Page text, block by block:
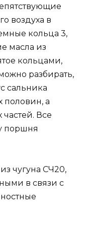
воздуха в
кольца 3,
масла из
кольцами,
разбирать,
сальника
половин, а
частей. Все
поршня
чугуна СЧ20,
в связи с